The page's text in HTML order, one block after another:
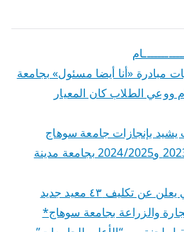
مبادرة «أنا أيضا مسئول» بجامعة
ووعي الطلاب كان المعيار
بإنجازات جامعة سوهاج
للعامين الجامعيين 2023/2024 و2024/2025 بجامعة مدينة
*استكمالاً للفرحه..النعماني يعلن عن تكليف ٤٣ معيد جديد
والزراعة بجامعة سوهاج*